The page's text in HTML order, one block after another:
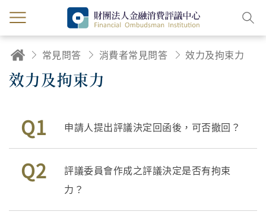
常見問答 消費者常見問答 效力及拘束力
效力及拘束力
Q1 申請人提出評議決定回函後，可否撤回？
Q2
評議委員會作成之評議決定是否有拘束
力？